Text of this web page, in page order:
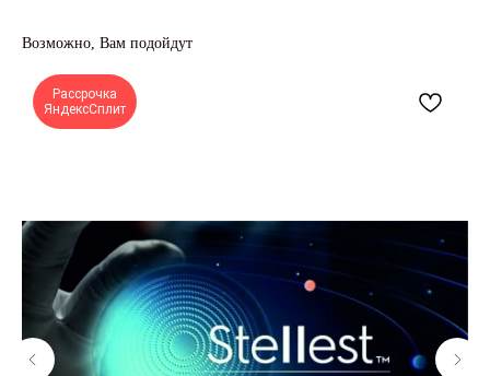
Возможно, Вам подойдут
Рассрочка
ЯндексСплит